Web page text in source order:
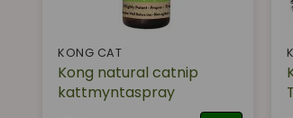
KONG CAT
Kong natural catnip
kattmyntaspray